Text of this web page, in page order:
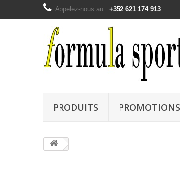
Appelez-nous au : +352 621 174 913
PRODUITS PROMOTIONS